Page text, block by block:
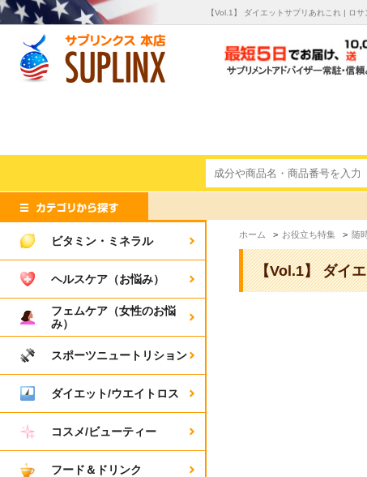
【Vol.1】 ダイエットサプリあれこれ | ロ
ホーム > お役立ち特集 > 随
【Vol.1】 ダイ
ビタミン・ミネラル
ヘルスケア（お悩み）
フェムケア（女性のお悩
み）
スポーツニュートリション
ダイエット/ウエイトロス
コスメ/ビューティー
フード＆ドリンク